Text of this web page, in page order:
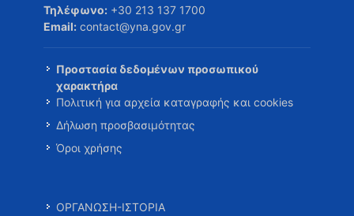
Τηλέφωνο: +30 213 137 1700
Email: contact@yna.gov.gr
Προστασία δεδομένων προσωπικού
χαρακτήρα
Πολιτική για αρχεία καταγραφής και cookies
Δήλωση προσβασιμότητας
Όροι χρήσης
ΟΡΓΑΝΩΣΗ-ΙΣΤΟΡΙΑ